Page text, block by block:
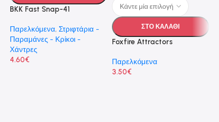
BKK Fast Snap-41
Παρελκόμενα, Στριφτάρια -
Παραμάνες - Κρίκοι -
Χάντρες
4.60€
ΣΤΟ ΚΑΛΑΘΙ
Foxfire Attractors
Παρελκόμενα
3.50€